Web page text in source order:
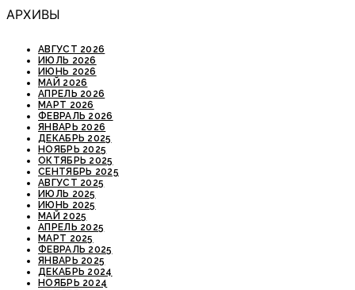
АРХИВЫ
АВГУСТ 2026
ИЮЛЬ 2026
ИЮНЬ 2026
МАЙ 2026
АПРЕЛЬ 2026
МАРТ 2026
ФЕВРАЛЬ 2026
ЯНВАРЬ 2026
ДЕКАБРЬ 2025
НОЯБРЬ 2025
ОКТЯБРЬ 2025
СЕНТЯБРЬ 2025
АВГУСТ 2025
ИЮЛЬ 2025
ИЮНЬ 2025
МАЙ 2025
АПРЕЛЬ 2025
МАРТ 2025
ФЕВРАЛЬ 2025
ЯНВАРЬ 2025
ДЕКАБРЬ 2024
НОЯБРЬ 2024